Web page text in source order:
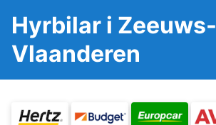
Hyrbilar i Zeeuws-
Vlaanderen